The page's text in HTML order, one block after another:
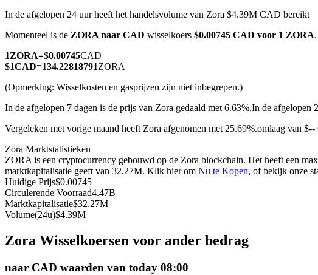
COIN-M-futures
Cryptocurrency-futures
Futures met USDC als onderpand
In de afgelopen 24 uur heeft het handelsvolume van Zora $4.39M CAD bereikt
Momenteel is de ZORA naar CAD wisselkoers $0.00745 CAD voor 1 ZORA
1ZORA=$0.00745CAD
$1CAD=134.22818791ZORA
(Opmerking: Wisselkosten en gasprijzen zijn niet inbegrepen.)
In de afgelopen 7 dagen is de prijs van Zora gedaald met 6.63%.In de afgelopen
Vergeleken met vorige maand heeft Zora afgenomen met 25.69%.omlaag van
Zora Marktstatistieken
ZORA is een cryptocurrency gebouwd op de Zora blockchain. Het heeft een
marktkapitalisatie geeft van 32.27M. Klik hier om Nu te Kopen, of bekijk onze
Huidige Prijs$0.00745
Circulerende Voorraad4.47B
Marktkapitalisatie$32.27M
Volume(24u)$4.39M
Zora Wisselkoersen voor ander bedrag
naar CAD waarden van today 08:00